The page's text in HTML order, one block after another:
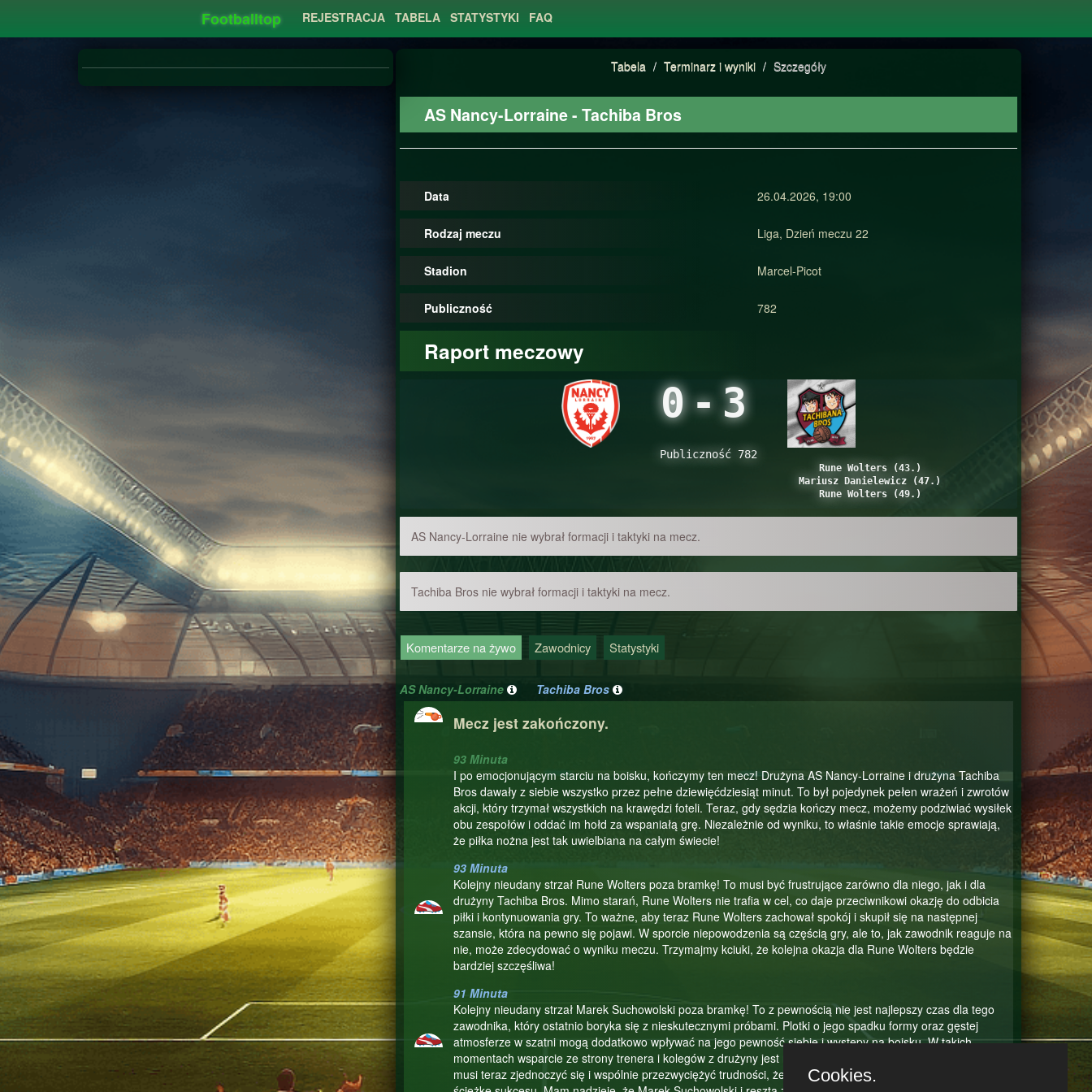
Footballtop REJESTRACJA TABELA STATYSTYKI FAQ
Tabela / Terminarz i wyniki / Szczegóły
AS Nancy-Lorraine - Tachiba Bros
Data 26.04.2026, 19:00
Rodzaj meczu Liga, Dzień meczu 22
Stadion Marcel-Picot
Publiczność 782
Raport meczowy
0- 3
Publiczność 782
Rune Wolters (43.)
Mariusz Danielewicz (47.)
Rune Wolters (49.)
AS Nancy-Lorraine nie wybrał formacji i taktyki na mecz.
Tachiba Bros nie wybrał formacji i taktyki na mecz.
Komentarze na żywo Zawodnicy Statystyki
AS Nancy-Lorraine Tachiba Bros
Mecz jest zakończony.
93 Minuta
I po emocjonującym starciu na boisku, kończymy ten mecz! Drużyna AS Nancy-Lorraine i drużyna Tachiba
Bros dawały z siebie wszystko przez pełne dziewięćdziesiąt minut. To był pojedynek pełen wrażeń i zwrotów
akcji, który trzymał wszystkich na krawędzi foteli. Teraz, gdy sędzia kończy mecz, możemy podziwiać wysiłek
obu zespołów i oddać im hołd za wspaniałą grę. Niezależnie od wyniku, to właśnie takie emocje sprawiają,
że piłka nożna jest tak uwielbiana na całym świecie!
93 Minuta
Kolejny nieudany strzał Rune Wolters poza bramkę! To musi być frustrujące zarówno dla niego, jak i dla
drużyny Tachiba Bros. Mimo starań, Rune Wolters nie trafia w cel, co daje przeciwnikowi okazję do odbicia
piłki i kontynuowania gry. To ważne, aby teraz Rune Wolters zachował spokój i skupił się na następnej
szansie, która na pewno się pojawi. W sporcie niepowodzenia są częścią gry, ale to, jak zawodnik reaguje na
nie, może zdecydować o wyniku meczu. Trzymajmy kciuki, że kolejna okazja dla Rune Wolters będzie
bardziej szczęśliwa!
91 Minuta
Kolejny nieudany strzał Marek Suchowolski poza bramkę! To z pewnością nie jest najlepszy czas dla tego
zawodnika, który ostatnio boryka się z nieskutecznymi próbami. Plotki o jego spadku formy oraz gęstej
atmosferze w szatni mogą dodatkowo wpływać na jego pewność siebie i występy na boisku. W takich
momentach wsparcie ze strony trenera i kolegów z drużyny jest niezwykle ważne. Drużyna Tachiba Bros
musi teraz zjednoczyć się i wspólnie przezwyciężyć trudności, żeby odzyskać pewność siebie i powrócić na
Cookies.